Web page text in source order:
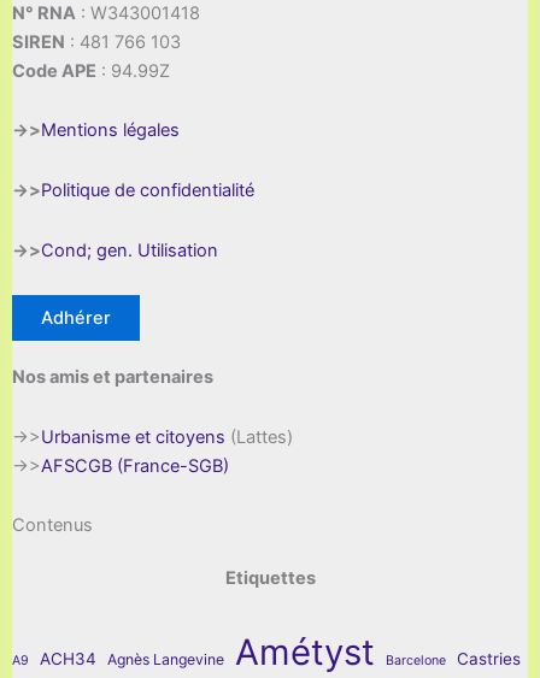
N° RNA : W343001418
SIREN : 481 766 103
Code APE : 94.99Z
->>Mentions légales
->>Politique de confidentialité
->>Cond; gen. Utilisation
Adhérer
Nos amis et partenaires
->>Urbanisme et citoyens (Lattes)
->>AFSCGB (France-SGB)
Contenus
Etiquettes
A9 ACH34 Agnès Langevine Amétyst Barcelone Castries